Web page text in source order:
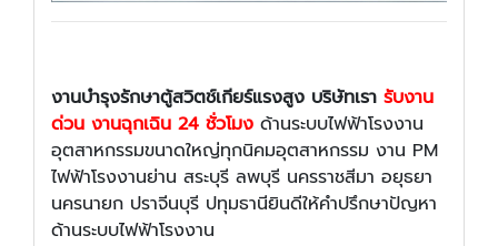
งานบำรุงรักษาตู้สวิตช์เกียร์แรงสูง บริษัทเรา รับงาน
ด่วน งานฉุกเฉิน 24 ชั่วโมง ด้านระบบไฟฟ้าโรงงาน
อุตสาหกรรมขนาดใหญ่ทุกนิคมอุตสาหกรรม งาน PM
ไฟฟ้าโรงงานย่าน สระบุรี ลพบุรี นครราชสีมา อยุธยา
นครนายก ปราจีนบุรี ปทุมธานียินดีให้คำปรึกษาปัญหา
ด้านระบบไฟฟ้าโรงงาน